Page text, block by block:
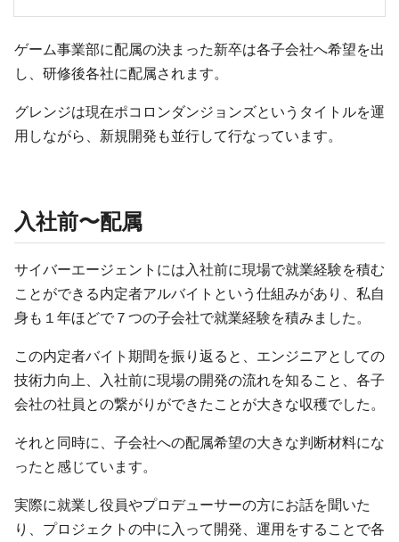
ゲーム事業部に配属の決まった新卒は各子会社へ希望を出
し、研修後各社に配属されます。
グレンジは現在ポコロンダンジョンズというタイトルを運
用しながら、新規開発も並行して行なっています。
入社前〜配属
サイバーエージェントには入社前に現場で就業経験を積む
ことができる内定者アルバイトという仕組みがあり、私自
身も１年ほどで７つの子会社で就業経験を積みました。
この内定者バイト期間を振り返ると、エンジニアとしての
技術力向上、入社前に現場の開発の流れを知ること、各子
会社の社員との繋がりができたことが大きな収穫でした。
それと同時に、子会社への配属希望の大きな判断材料にな
ったと感じています。
実際に就業し役員やプロデューサーの方にお話を聞いた
り、プロジェクトの中に入って開発、運用をすることで各